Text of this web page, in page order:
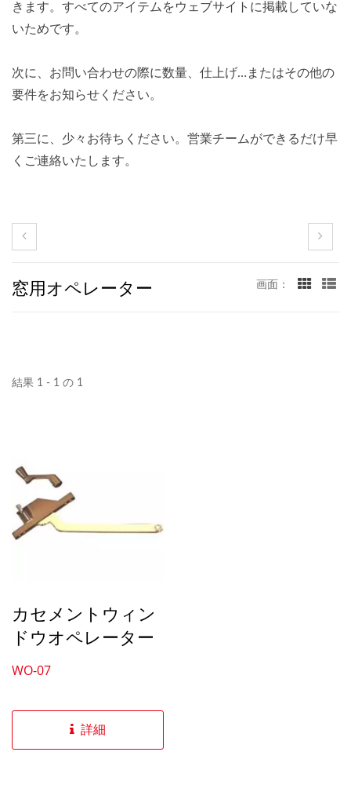
きます。すべてのアイテムをウェブサイトに掲載していな
いためです。
次に、お問い合わせの際に数量、仕上げ…またはその他の
要件をお知らせください。
第三に、少々お待ちください。営業チームができるだけ早
くご連絡いたします。
窓用オペレーター 画面：
結果 1 - 1 の 1
カセメントウィン
ドウオペレーター
WO-07
詳細